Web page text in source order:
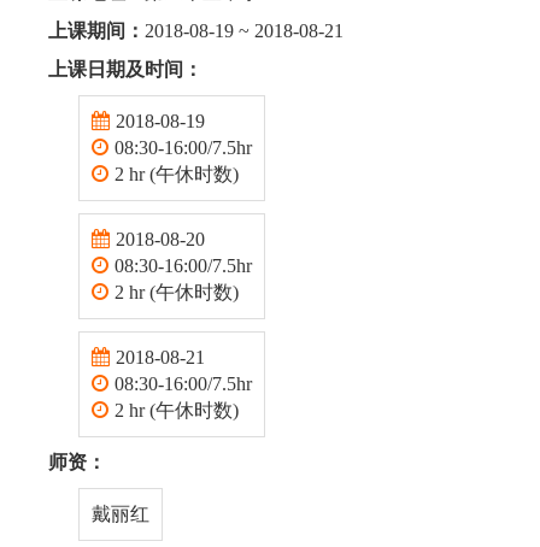
上课期间： 2018-08-19 ~ 2018-08-21
上课日期及时间：
2018-08-19
08:30-16:00/7.5hr
2 hr (午休时数)
2018-08-20
08:30-16:00/7.5hr
2 hr (午休时数)
2018-08-21
08:30-16:00/7.5hr
2 hr (午休时数)
师资：
戴丽红